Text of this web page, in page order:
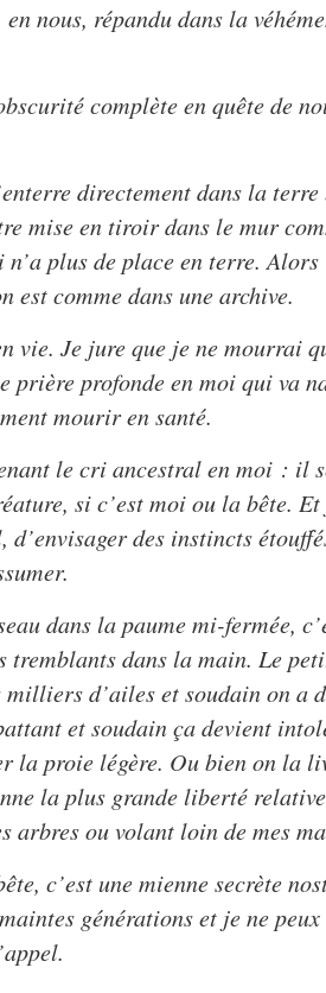
nous, répandu dans la
complète en quête de
directement dans la
mise en tiroir dans le mur
plus de place en terre.
est comme dans une archive.
vie. Je jure que je ne mourrai
prière profonde en moi qui va
mourir en santé.
le cri ancestral en moi : il
si c’est moi ou la bête.
des instincts
dans la paume mi-fermée,
tremblants dans la main. Le
milliers d’ailes et soudain on a
et soudain ça devient
la proie légère. Ou bien on la
la plus grande liberté
arbres ou volant loin de mes
c’est une mienne secrète
générations et je ne peux